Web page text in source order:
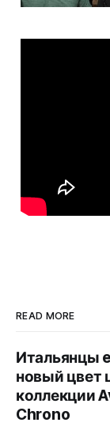
READ MORE
Итальянцы
новый цвет
коллекции
Chrono